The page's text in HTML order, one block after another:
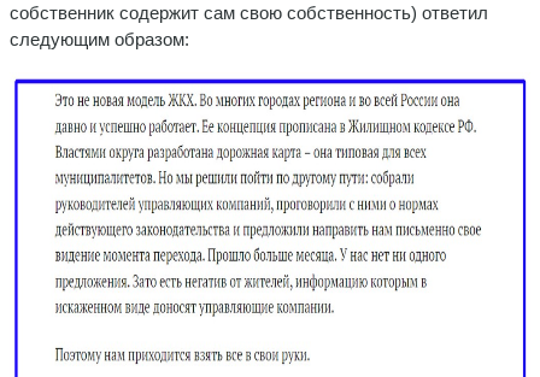
собственник содержит сам свою собственность) ответил
следующим образом: